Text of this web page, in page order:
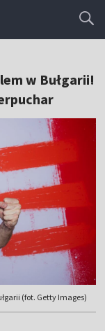
w Bułgarii!
(fot. Getty Images)